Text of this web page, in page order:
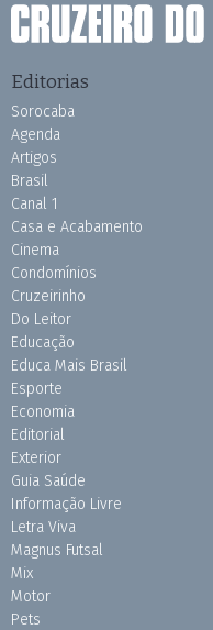
Editorias
Sorocaba
Agenda
Artigos
Brasil
Canal 1
Casa e Acabamento
Cinema
Condomínios
Cruzeirinho
Do Leitor
Educação
Educa Mais Brasil
Esporte
Economia
Editorial
Exterior
Guia Saúde
Informação Livre
Letra Viva
Magnus Futsal
Mix
Motor
Pets